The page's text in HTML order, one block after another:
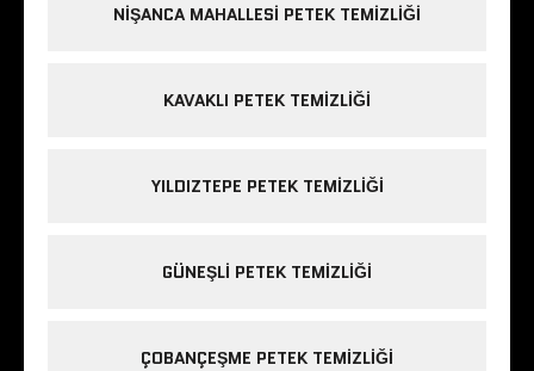
NIŞANCA MAHALLESI PETEK TEMIZLIĞI
KAVAKLI PETEK TEMIZLIĞI
YILDIZTEPE PETEK TEMIZLIĞI
GÜNEŞLI PETEK TEMIZLIĞI
ÇOBANÇEŞME PETEK TEMIZLIĞI